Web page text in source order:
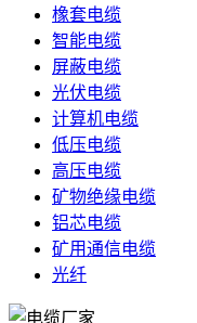
橡套电缆
智能电缆
屏蔽电缆
光伏电缆
计算机电缆
低压电缆
高压电缆
矿物绝缘电缆
铝芯电缆
矿用通信电缆
光纤